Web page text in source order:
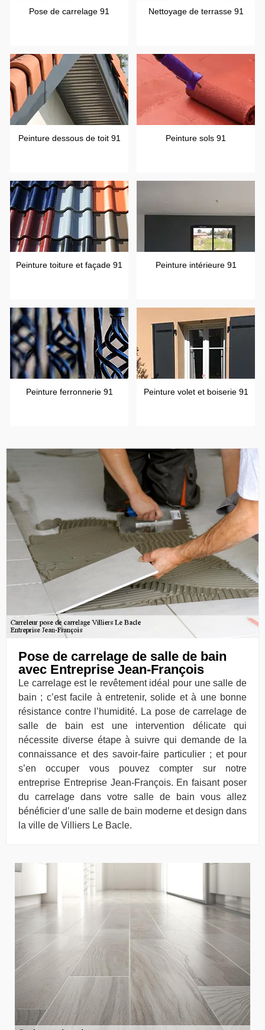
Pose de carrelage 91 Nettoyage de terrasse 91
Peinture dessous de toit 91 Peinture sols 91
Peinture toiture et façade 91 Peinture intérieure 91
Peinture ferronnerie 91 Peinture volet et boiserie 91
Pose de carrelage de salle de bain
avec Entreprise Jean-François
Le carrelage est le revêtement idéal pour une salle de
bain ; c’est facile à entretenir, solide et à une bonne
résistance contre l’humidité. La pose de carrelage de
salle de bain est une intervention délicate qui
nécessite diverse étape à suivre qui demande de la
connaissance et des savoir-faire particulier ; et pour
s’en occuper vous pouvez compter sur notre
entreprise Entreprise Jean-François. En faisant poser
du carrelage dans votre salle de bain vous allez
bénéficier d’une salle de bain moderne et design dans
la ville de Villiers Le Bacle.